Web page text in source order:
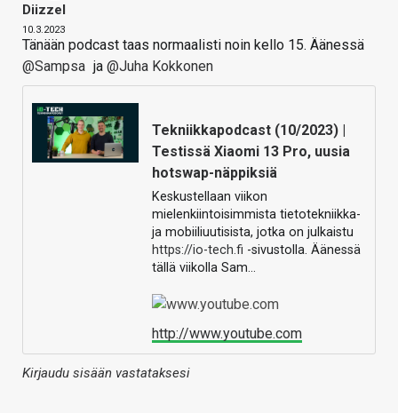
Diizzel
10.3.2023
Tänään podcast taas normaalisti noin kello 15. Äänessä
@Sampsa ja @Juha Kokkonen
Tekniikkapodcast (10/2023) |
Testissä Xiaomi 13 Pro, uusia
hotswap-näppiksiä
Keskustellaan viikon
mielenkiintoisimmista tietotekniikka-
ja mobiiliuutisista, jotka on julkaistu
https://io-tech.fi -sivustolla. Äänessä
tällä viikolla Sam…
http://www.youtube.com
Kirjaudu sisään vastataksesi